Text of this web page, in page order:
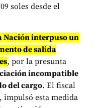
soles desde el
Nación interpuso un
de salida
, por la presunta
incompatible
del cargo. El fiscal
, impulsó esta medida